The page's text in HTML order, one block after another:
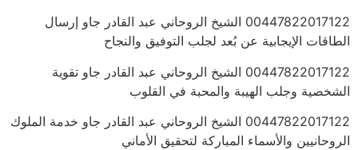
00447822017122 الشيخ الروحاني عبد القادر جاو إرسال
الطاقات الإيجابية عن بُعد لجلب التوفيق والنجاح
00447822017122 الشيخ الروحاني عبد القادر جاو تقوية
الشخصية وجلب الهيبة والمحبة في القلوب
00447822017122 الشيخ الروحاني عبد القادر جاو خدمة الملوك
الروحانيين والأسماء المباركة لتحقيق الأماني